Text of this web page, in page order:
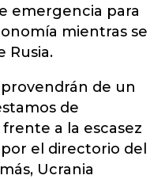
emergencia para
mientras se
Rusia.
de un
de
a la escasez
el directorio del
Ucrania